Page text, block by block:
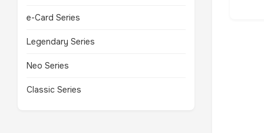
e-Card Series
Legendary Series
Neo Series
Classic Series